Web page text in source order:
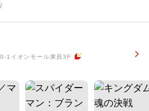
1イオンモール東員3F